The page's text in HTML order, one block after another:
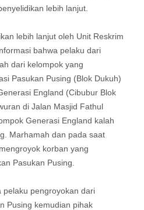
lebih lanjut.
lebih lanjut oleh Unit Reskrim
bahwa pelaku dari
dari kelompok yang
Pasukan Pusing (Blok Dukuh)
England (Cibubur Blok
di Jalan Masjid Fathul
Generasi England kalah
Marhamah dan pada saat
korban yang
Pasukan Pusing.
pelaku pengroyokan dari
Pusing kemudian pihak